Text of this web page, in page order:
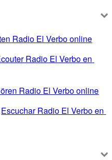
Radio El Verbo online
Radio El Verbo en
Radio El Verbo online
Escuchar Radio El Verbo en